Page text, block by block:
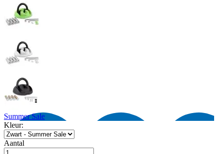
Summer Sale
Kleur:
Aantal